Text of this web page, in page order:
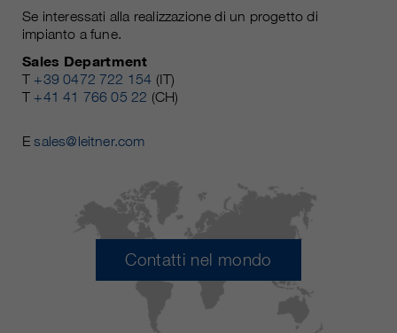
Se interessati alla realizzazione di un progetto di
impianto a fune.
Sales Department
T +39 0472 722 154 (IT)
T +41 41 766 05 22 (CH)
Esales@leitner.com
Contatti nel mondo